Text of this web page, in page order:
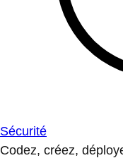
Sécurité
Codez, créez,